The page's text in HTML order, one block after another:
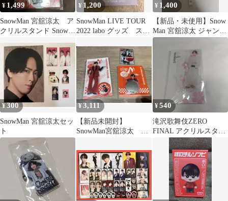
¥ 1,499
SnowMan 宮舘涼太 ア
クリルスタンド Snow
¥ 1,200
SnowMan LIVE TOUR
2022 labo グッズ ステ
¥ 1,400
【新品・未使用】Snow
Man 宮舘涼太 ジャンボ
うちわ
¥300
SnowMan 宮舘涼太セッ
ト
¥3,111
【新品未開封】
SnowMan宮舘涼太 ア
ークリアステッカー
¥540
滝沢歌舞伎ZERO
FINAL アクリルスタン
ド 宮舘涼太 Snow